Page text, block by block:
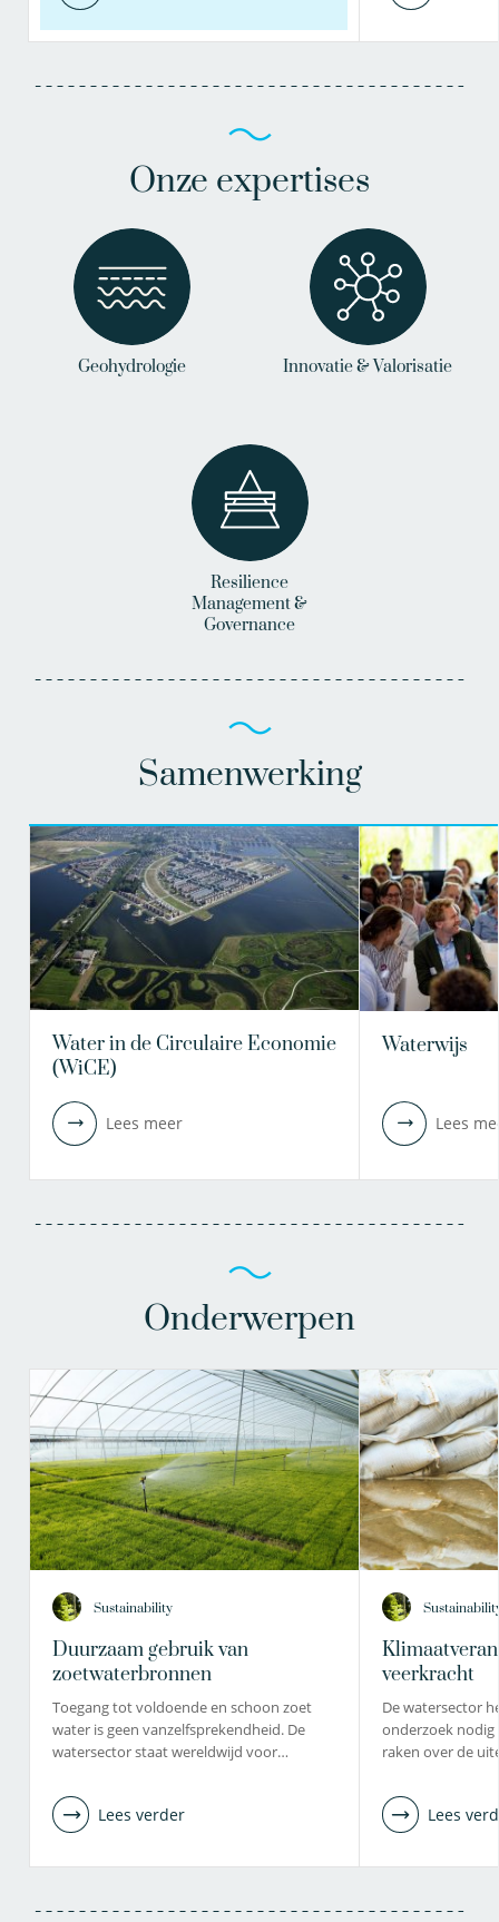
Onze expertises
Geohydrologie Innovatie & Valorisatie
Resilience
Management &
Governance
Samenwerking
Water in de Circulaire Economie
(WiCE)
Lees meer
Waterwijs
Lees
Onderwerpen
Sustainability
Duurzaam gebruik van
zoetwaterbronnen
Toegang tot voldoende en schoon zoet
water is geen vanzelfsprekendheid. De
watersector staat wereldwijd voor…
Lees verder
veerkracht
De watersector
onderzoek
raken over de
Lees